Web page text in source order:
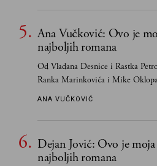
Ana Vučković: Ovo je
najboljih romana
Od Vladana Desnice i Rastka
Ranka Marinkovića i Mike
ANA VUČKOVIĆ
Dejan Jović: Ovo je moja
najboljih romana